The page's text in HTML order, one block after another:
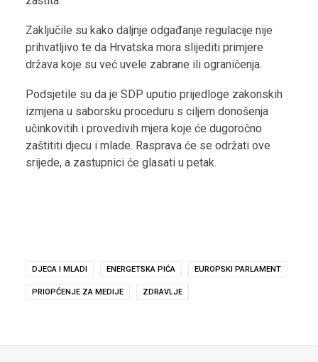
Zaključile su kako daljnje odgađanje regulacije nije
prihvatljivo te da Hrvatska mora slijediti primjere
država koje su već uvele zabrane ili ograničenja.
Podsjetile su da je SDP uputio prijedloge zakonskih
izmjena u saborsku proceduru s ciljem donošenja
učinkovitih i provedivih mjera koje će dugoročno
zaštititi djecu i mlade. Rasprava će se održati ove
srijede, a zastupnici će glasati u petak.
DJECA I MLADI ENERGETSKA PIĆA EUROPSKI PARLAMENT
PRIOPĆENJE ZA MEDIJE ZDRAVLJE